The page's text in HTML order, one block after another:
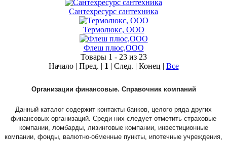
Сантехресурс сантехника
Термолюкс, ООО
Флеш плюс,ООО
Товары 1 - 23 из 23
Начало | Пред. | 1 | След. | Конец | Все
Организации финансовые. Справочник компаний
Данный каталог содержит контакты банков, целого ряда других
финансовых организаций. Среди них следует отметить страховые
компании, ломбарды, лизинговые компании, инвестиционные
компании, фонды, валютно-обменные пункты, ипотечные учреждения,